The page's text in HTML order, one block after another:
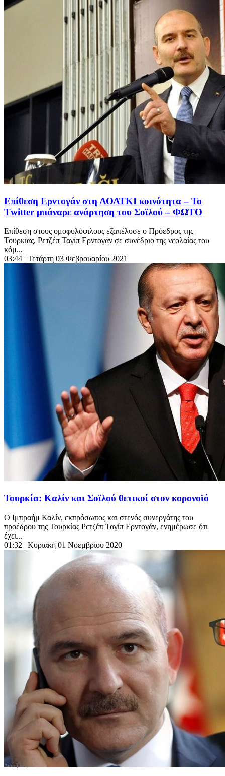
Επίθεση Ερντογάν στη ΛΟΑΤΚΙ κοινότητα – To
Τwitter μπάναρε ανάρτηση του Σοϊλού – ΦΩΤΟ
Επίθεση στους ομοφυλόφιλους εξαπέλυσε ο Πρόεδρος της
Τουρκίας, Ρετζέπ Ταγίπ Ερντογάν σε συνέδριο της νεολαίας του
κόμ...
03:44 | Τετάρτη 03 Φεβρουαρίου 2021
Τουρκία: Καλίν και Σοϊλού θετικοί στον κορoνοϊό
Ο Ιμπραήμ Καλίν, εκπρόσωπος και στενός συνεργάτης του
προέδρου της Τουρκίας Ρετζέπ Ταγίπ Ερντογάν, ενημέρωσε ότι
έχει...
01:32 | Κυριακή 01 Νοεμβρίου 2020